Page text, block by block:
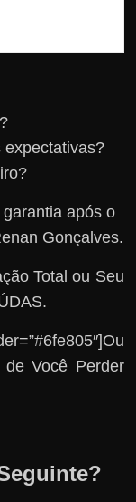
após o
Gonçalves.
Total ou Seu
Você Perder